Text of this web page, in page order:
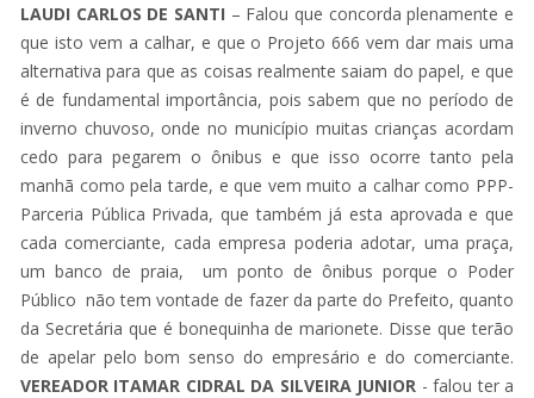
LAUDI CARLOS DE SANTI – Falou que concorda plenamente e
que isto vem a calhar, e que o Projeto 666 vem dar mais uma
alternativa para que as coisas realmente saiam do papel, e que
é de fundamental importância, pois sabem que no período de
inverno chuvoso, onde no município muitas crianças acordam
cedo para pegarem o ônibus e que isso ocorre tanto pela
manhã como pela tarde, e que vem muito a calhar como PPP-
Parceria Pública Privada, que também já esta aprovada e que
cada comerciante, cada empresa poderia adotar, uma praça,
um banco de praia, um ponto de ônibus porque o Poder
Público não tem vontade de fazer da parte do Prefeito, quanto
da Secretária que é bonequinha de marionete. Disse que terão
de apelar pelo bom senso do empresário e do comerciante.
VEREADOR ITAMAR CIDRAL DA SILVEIRA JUNIOR - falou ter a